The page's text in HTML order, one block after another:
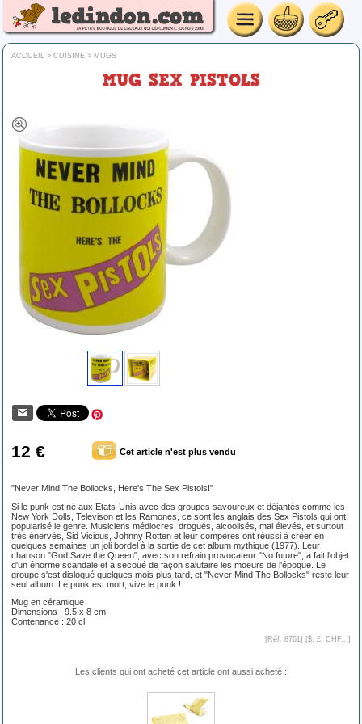
ACCUEIL > CUISINE > MUGS
MUG SEX PISTOLS
12 € Cet article n'est plus vendu
"Never Mind The Bollocks, Here's The Sex Pistols!"
Si le punk est né aux Etats-Unis avec des groupes savoureux et déjantés comme les
New York Dolls, Televison et les Ramones, ce sont les anglais des Sex Pistols qui ont
popularisé le genre. Musiciens médiocres, drogués, alcoolisés, mal élevés, et surtout
très énervés, Sid Vicious, Johnny Rotten et leur compères ont réussi à créer en
quelques semaines un joli bordel à la sortie de cet album mythique (1977). Leur
chanson "God Save the Queen", avec son refrain provocateur "No future", a fait l'objet
d'un énorme scandale et a secoué de façon salutaire les moeurs de l'époque. Le
groupe s'est disloqué quelques mois plus tard, et "Never Mind The Bollocks" reste leur
seul album. Le punk est mort, vive le punk !
Mug en céramique
Dimensions : 9.5 x 8 cm
Contenance : 20 cl
[Réf. 8761] [$, £, CHF... ]
Les clients qui ont acheté cet article ont aussi acheté :